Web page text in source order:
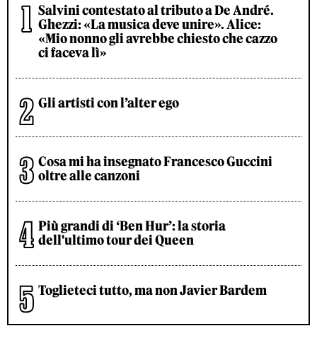
Salvini contestato al tributo a De André.
Ghezzi: «La musica deve unire». Alice:
«Mio nonno gli avrebbe chiesto che cazzo
ci faceva lì»
Gli artisti con l’alter ego
Cosa mi ha insegnato Francesco Guccini
oltre alle canzoni
Più grandi di ‘Ben Hur’: la storia
dell'ultimo tour dei Queen
Toglieteci tutto, ma non Javier Bardem